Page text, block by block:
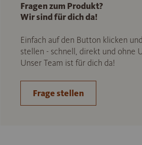
Fragen zum Produkt?
Wir sind für dich da!
Einfach auf den Button klicken
stellen - schnell, direkt und ohne
Unser Team ist für dich da!
Frage stellen